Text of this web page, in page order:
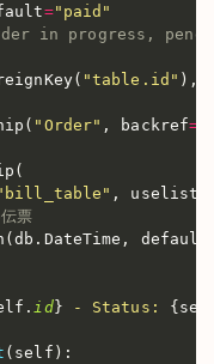
="paid"
Order in progress,
( "table.id" ) ,
( "Order" , backref=
(
, uselist
票
(db . DateTime , default
. id} - Status: {
( self ) :